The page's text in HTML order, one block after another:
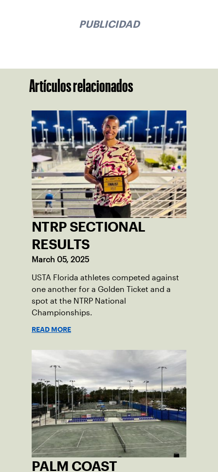
PUBLICIDAD
Artículos relacionados
NTRP SECTIONAL
RESULTS
March 05, 2025
USTA Florida athletes competed against
one another for a Golden Ticket and a
spot at the NTRP National
Championships.
READ MORE
PALM COAST